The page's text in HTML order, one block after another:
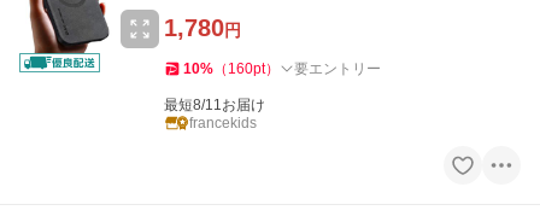
1,780円
10% （ 160pt） 要エントリー
最短8/11お届け
francekids